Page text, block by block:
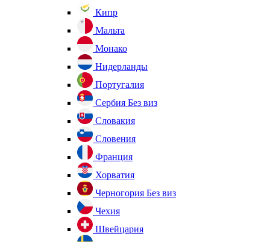
Кипр
Мальта
Монако
Нидерланды
Португалия
Сербия Без виз
Словакия
Словения
Франция
Хорватия
Черногория Без виз
Чехия
Швейцария